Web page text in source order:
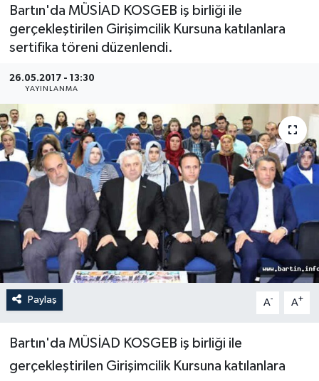
Bartın'da MÜSİAD KOSGEB iş birliği ile
gerçekleştirilen Girişimcilik Kursuna katılanlara
sertifika töreni düzenlendi.
26.05.2017 - 13:30
YAYINLANMA
Paylaş A- A+
Bartın'da MÜSİAD KOSGEB iş birliği ile
gerçekleştirilen Girişimcilik Kursuna katılanlara
Medya
Sivil Toplum
Siyaset
Spor
Tarım
Turizm
Yerel Yönetimler